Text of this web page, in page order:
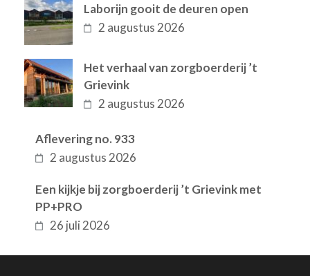
Laborijn gooit de deuren open
2 augustus 2026
Het verhaal van zorgboerderij ’t
Grievink
2 augustus 2026
Aflevering no. 933
2 augustus 2026
Een kijkje bij zorgboerderij ’t Grievink met
PP+PRO
26 juli 2026